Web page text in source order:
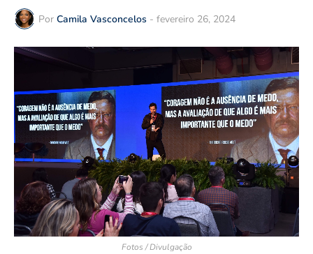
Por Camila Vasconcelos - fevereiro 26, 2024
Fotos / Divulgação